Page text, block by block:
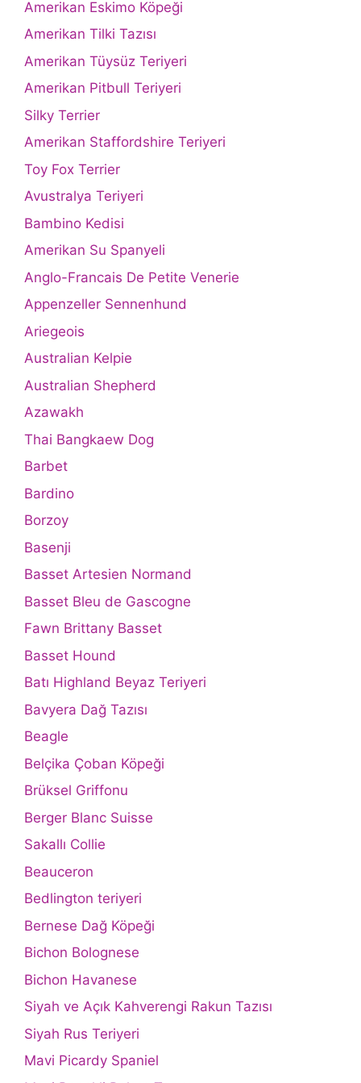
Amerikan Eskimo Köpeği
Amerikan Tilki Tazısı
Amerikan Tüysüz Teriyeri
Amerikan Pitbull Teriyeri
Silky Terrier
Amerikan Staffordshire Teriyeri
Toy Fox Terrier
Avustralya Teriyeri
Bambino Kedisi
Amerikan Su Spanyeli
Anglo-Francais De Petite Venerie
Appenzeller Sennenhund
Ariegeois
Australian Kelpie
Australian Shepherd
Azawakh
Thai Bangkaew Dog
Barbet
Bardino
Borzoy
Basenji
Basset Artesien Normand
Basset Bleu de Gascogne
Fawn Brittany Basset
Basset Hound
Batı Highland Beyaz Teriyeri
Bavyera Dağ Tazısı
Beagle
Belçika Çoban Köpeği
Brüksel Griffonu
Berger Blanc Suisse
Sakallı Collie
Beauceron
Bedlington teriyeri
Bernese Dağ Köpeği
Bichon Bolognese
Bichon Havanese
Siyah ve Açık Kahverengi Rakun Tazısı
Siyah Rus Teriyeri
Mavi Picardy Spaniel